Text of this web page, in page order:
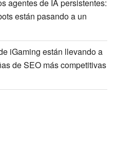
agentes de IA persistentes:
están pasando a un
iGaming están llevando a
de SEO más competitivas